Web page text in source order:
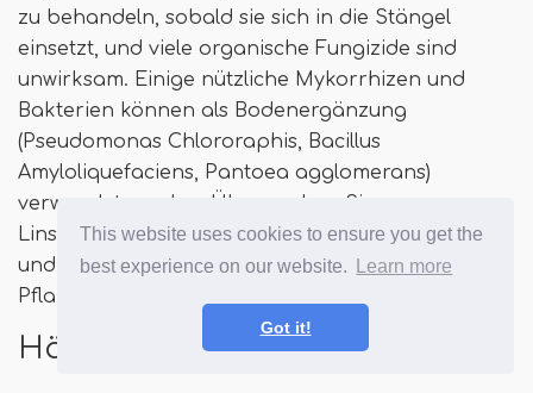
This website uses cookies to ensure you get the
best experience on our website.
Learn more
Got it!
zu behandeln, sobald sie sich in die Stängel
einsetzt, und viele organische Fungizide sind
unwirksam. Einige nützliche Mykorrhizen und
Bakterien können als Bodenergänzung
(Pseudomonas Chlororaphis, Bacillus
Amyloliquefaciens, Pantoea agglomerans)
verwendet werden. Überwachen Sie
Linsenpflanzen auf Anzeichen von Problemen
und entfernen und zerstören beschädigte
Pflanzen, wenn eine Infektion erscheint.
Häufig gestellte Fragen